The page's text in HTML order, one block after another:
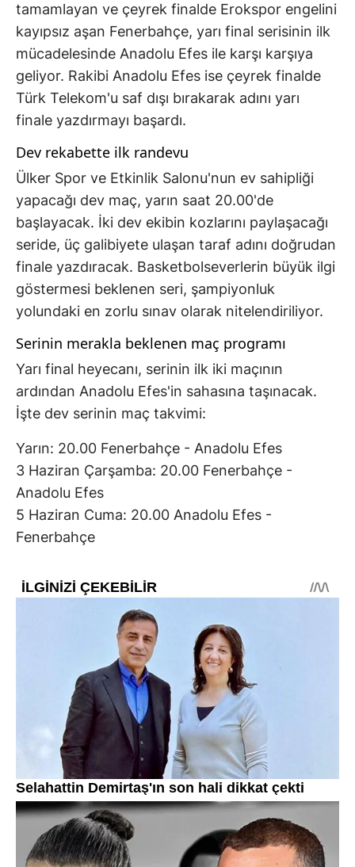
tamamlayan ve çeyrek finalde Erokspor engelini
kayıpsız aşan Fenerbahçe, yarı final serisinin ilk
mücadelesinde Anadolu Efes ile karşı karşıya
geliyor. Rakibi Anadolu Efes ise çeyrek finalde
Türk Telekom'u saf dışı bırakarak adını yarı
finale yazdırmayı başardı.
Dev rekabette ilk randevu
Ülker Spor ve Etkinlik Salonu'nun ev sahipliği
yapacağı dev maç, yarın saat 20.00'de
başlayacak. İki dev ekibin kozlarını paylaşacağı
seride, üç galibiyete ulaşan taraf adını doğrudan
finale yazdıracak. Basketbolseverlerin büyük ilgi
göstermesi beklenen seri, şampiyonluk
yolundaki en zorlu sınav olarak nitelendiriliyor.
Serinin merakla beklenen maç programı
Yarı final heyecanı, serinin ilk iki maçının
ardından Anadolu Efes'in sahasına taşınacak.
İşte dev serinin maç takvimi:
Yarın: 20.00 Fenerbahçe - Anadolu Efes
3 Haziran Çarşamba: 20.00 Fenerbahçe -
Anadolu Efes
5 Haziran Cuma: 20.00 Anadolu Efes -
Fenerbahçe